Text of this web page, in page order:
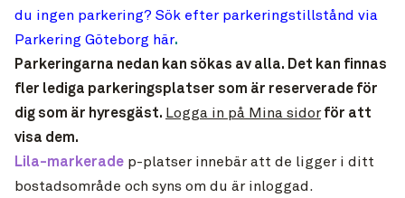
du ingen parkering? Sök efter parkeringstillstånd via
Parkering Göteborg här.
Parkeringarna nedan kan sökas av alla. Det kan finnas
fler lediga parkeringsplatser som är reserverade för
dig som är hyresgäst. Logga in på Mina sidorför att
visa dem.
Lila-markerade p-platser innebär att de ligger i ditt
bostadsområde och syns om du är inloggad.